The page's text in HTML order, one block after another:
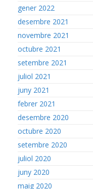
gener 2022
desembre 2021
novembre 2021
octubre 2021
setembre 2021
juliol 2021
juny 2021
febrer 2021
desembre 2020
octubre 2020
setembre 2020
juliol 2020
juny 2020
maig 2020